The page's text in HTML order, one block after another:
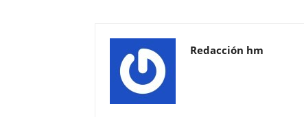
Redacción hm